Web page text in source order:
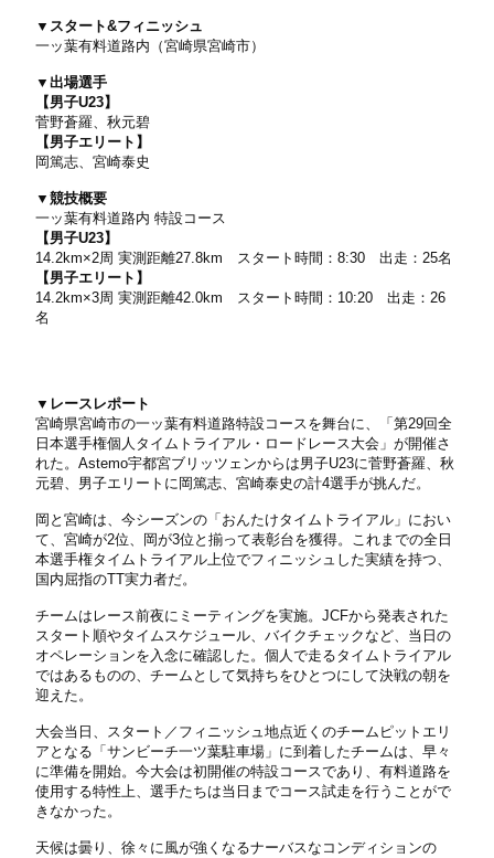
▼スタート&フィニッシュ
一ッ葉有料道路内（宮崎県宮崎市）
▼出場選手
【男子U23】
菅野蒼羅、秋元碧
【男子エリート】
岡篤志、宮崎泰史
▼競技概要
一ッ葉有料道路内 特設コース
【男子U23】
14.2km×2周 実測距離27.8km スタート時間：8:30 出走：25名
【男子エリート】
14.2km×3周 実測距離42.0km スタート時間：10:20 出走：26
名
▼レースレポート
宮崎県宮崎市の一ッ葉有料道路特設コースを舞台に、「第29回全
日本選手権個人タイムトライアル・ロードレース大会」が開催さ
れた。Astemo宇都宮ブリッツェンからは男子U23に菅野蒼羅、秋
元碧、男子エリートに岡篤志、宮崎泰史の計4選手が挑んだ。
岡と宮崎は、今シーズンの「おんたけタイムトライアル」におい
て、宮崎が2位、岡が3位と揃って表彰台を獲得。これまでの全日
本選手権タイムトライアル上位でフィニッシュした実績を持つ、
国内屈指のTT実力者だ。
チームはレース前夜にミーティングを実施。JCFから発表された
スタート順やタイムスケジュール、バイクチェックなど、当日の
オペレーションを入念に確認した。個人で走るタイムトライアル
ではあるものの、チームとして気持ちをひとつにして決戦の朝を
迎えた。
大会当日、スタート／フィニッシュ地点近くのチームピットエリ
アとなる「サンビーチ一ツ葉駐車場」に到着したチームは、早々
に準備を開始。今大会は初開催の特設コースであり、有料道路を
使用する特性上、選手たちは当日までコース試走を行うことがで
きなかった。
天候は曇り、徐々に風が強くなるナーバスなコンディションの